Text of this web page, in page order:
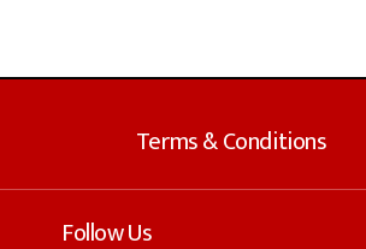
Terms & Conditions
Follow Us